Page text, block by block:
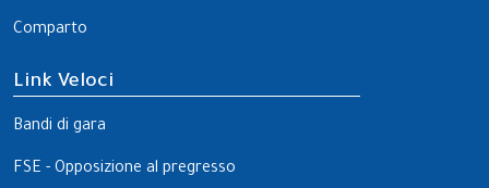
Comparto
Link Veloci
Bandi di gara
FSE - Opposizione al pregresso